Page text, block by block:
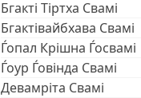
Бгакті Тіртха Свамі
Бгактівайбхава Свамі
Ѓопал Крішна Ѓосвамі
Ѓоур Ѓовінда Свамі
Девамріта Свамі